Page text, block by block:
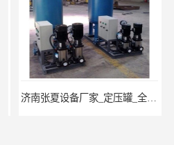
济南张夏设备厂家_定压罐_全自动定压脱气装置